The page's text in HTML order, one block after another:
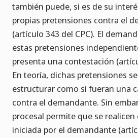
también puede, si es de su
propias pretensiones contra el
(artículo 343 del CPC). El
estas pretensiones
presenta una contestación
En teoría, dichas pretensiones
estructurar como si fueran una
contra el demandante. Sin
procesal permite que se
iniciada por el demandante